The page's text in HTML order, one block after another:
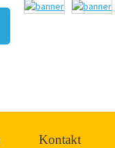
Kontakt